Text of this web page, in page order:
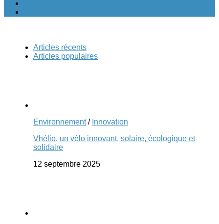
Articles récents
Articles populaires
Environnement/ Innovation
Vhélio, un vélo innovant, solaire, écologique et
solidaire
12 septembre 2025